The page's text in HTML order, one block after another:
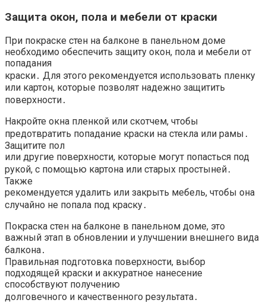
Защита окон, пола и мебели от краски
При покраске стен на балконе в панельном доме
необходимо обеспечить защиту окон, пола и мебели от
попадания
краски․ Для этого рекомендуется использовать пленку
или картон, которые позволят надежно защитить
поверхности․
Накройте окна пленкой или скотчем, чтобы
предотвратить попадание краски на стекла или рамы․
Защитите пол
или другие поверхности, которые могут попасться под
рукой, с помощью картона или старых простыней․
Также
рекомендуется удалить или закрыть мебель, чтобы она
случайно не попала под краску․
Покраска стен на балконе в панельном доме, это
важный этап в обновлении и улучшении внешнего вида
балкона․
Правильная подготовка поверхности, выбор
подходящей краски и аккуратное нанесение
способствуют получению
долговечного и качественного результата․